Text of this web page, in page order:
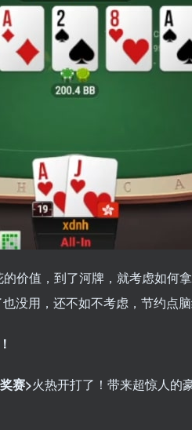
价值，到了河牌，就考虑如何
没用，还不如不考虑，节约点脑
赛>火热开打了！带来超惊人的